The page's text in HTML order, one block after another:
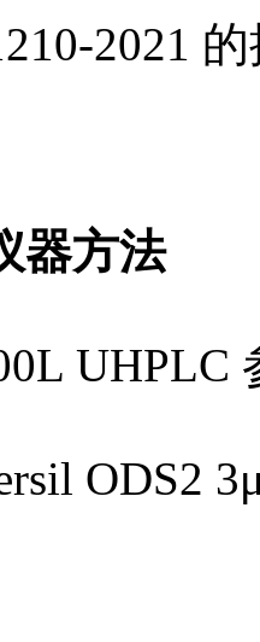
2021
器方法
UHPLC
ODS2